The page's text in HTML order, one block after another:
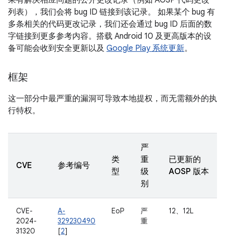
列表），我们会将 bug ID 链接到该记录。 如果某个 bug 有
多条相关的代码更改记录，我们还会通过 bug ID 后面的数
字链接到更多参考内容。搭载 Android 10 及更高版本的设
备可能会收到安全更新以及 Google Play 系统更新。
框架
这一部分中最严重的漏洞可导致本地提权，而无需额外的执
行特权。
CVE 参考编号
类
型
严
重
级
别
已更新的
AOSP 版本
CVE-
2024-
31320
A-
329230490
[2]
EoP
严
重
12、12L